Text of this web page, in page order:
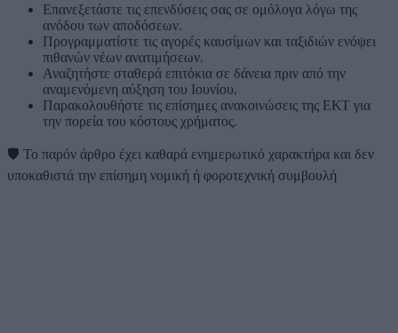
Επανεξετάστε τις επενδύσεις σας σε ομόλογα λόγω της
ανόδου των αποδόσεων.
Προγραμματίστε τις αγορές καυσίμων και ταξιδιών ενόψει
πιθανών νέων ανατιμήσεων.
Αναζητήστε σταθερά επιτόκια σε δάνεια πριν από την
αναμενόμενη αύξηση του Ιουνίου.
Παρακολουθήστε τις επίσημες ανακοινώσεις της ΕΚΤ για
την πορεία του κόστους χρήματος.
🛡️ Το παρόν άρθρο έχει καθαρά ενημερωτικό χαρακτήρα και δεν
υποκαθιστά την επίσημη νομική ή φοροτεχνική συμβουλή